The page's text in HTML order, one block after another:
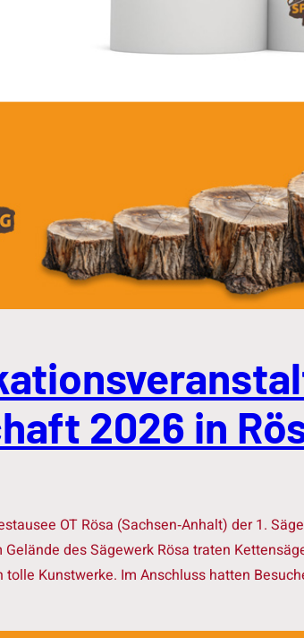
2026 in
OT Rösa (Sachsen‑Anhalt) der 1.
des Sägewerk Rösa traten
Kunstwerke. Im Anschluss hatten